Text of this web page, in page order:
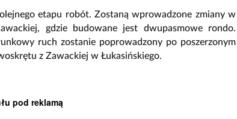
etapu robót. Zostaną wprowadzone zmiany w
gdzie budowane jest dwupasmowe rondo.
ruch zostanie poprowadzony po poszerzonym
z Zawackiej w Łukasińskiego.
pod reklamą